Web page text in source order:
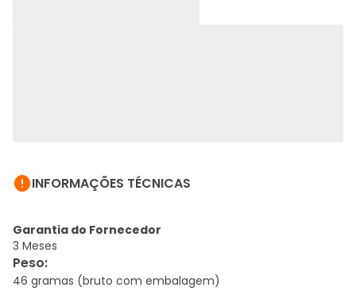
INFORMAÇÕES TÉCNICAS
Garantia do Fornecedor
3 Meses
Peso:
46 gramas (bruto com embalagem)